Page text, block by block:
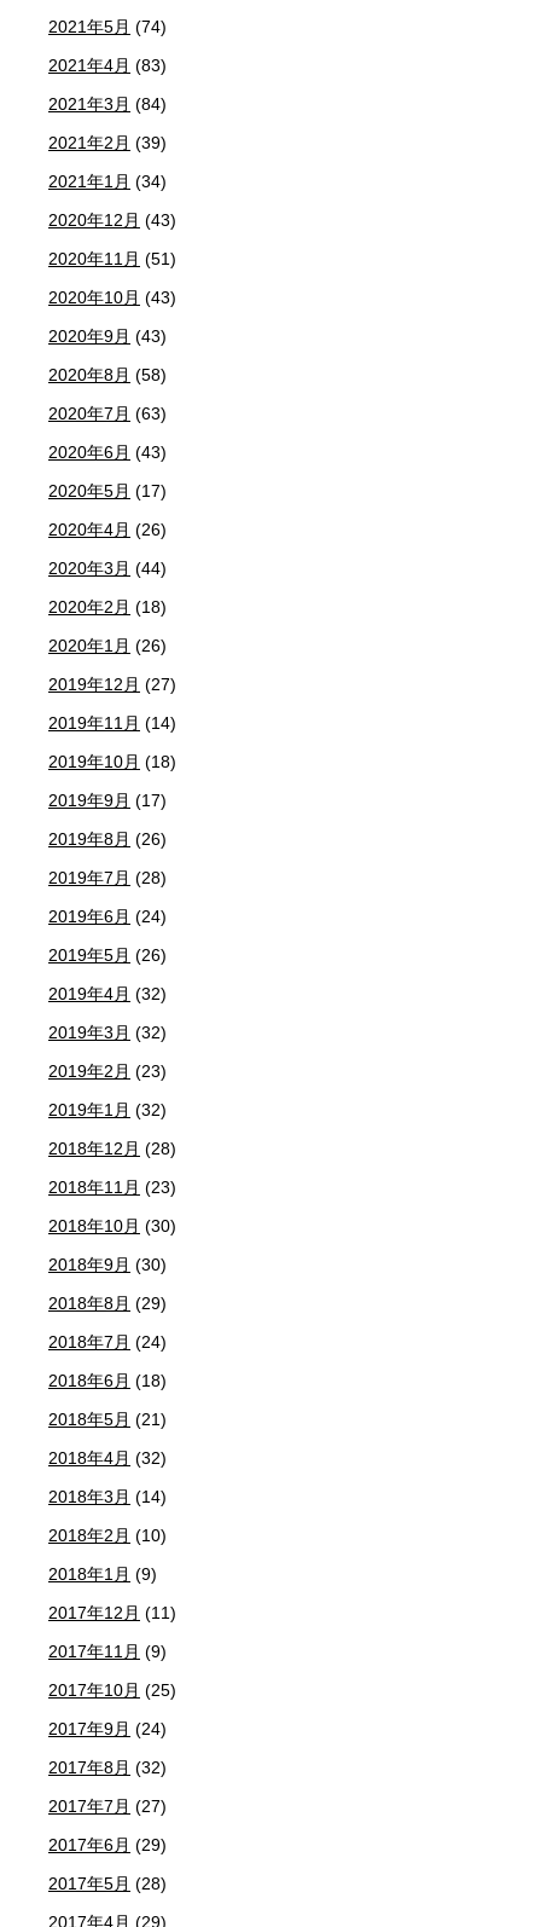
2021年5月 (74)
2021年4月 (83)
2021年3月 (84)
2021年2月 (39)
2021年1月 (34)
2020年12月 (43)
2020年11月 (51)
2020年10月 (43)
2020年9月 (43)
2020年8月 (58)
2020年7月 (63)
2020年6月 (43)
2020年5月 (17)
2020年4月 (26)
2020年3月 (44)
2020年2月 (18)
2020年1月 (26)
2019年12月 (27)
2019年11月 (14)
2019年10月 (18)
2019年9月 (17)
2019年8月 (26)
2019年7月 (28)
2019年6月 (24)
2019年5月 (26)
2019年4月 (32)
2019年3月 (32)
2019年2月 (23)
2019年1月 (32)
2018年12月 (28)
2018年11月 (23)
2018年10月 (30)
2018年9月 (30)
2018年8月 (29)
2018年7月 (24)
2018年6月 (18)
2018年5月 (21)
2018年4月 (32)
2018年3月 (14)
2018年2月 (10)
2018年1月 (9)
2017年12月 (11)
2017年11月 (9)
2017年10月 (25)
2017年9月 (24)
2017年8月 (32)
2017年7月 (27)
2017年6月 (29)
2017年5月 (28)
2017年4月 (29)